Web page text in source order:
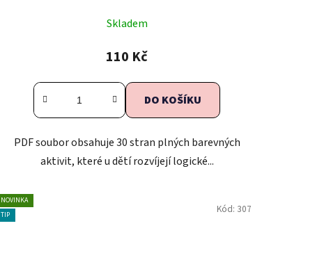
Skladem
110 Kč
DO KOŠÍKU
PDF soubor obsahuje 30 stran plných barevných
aktivit, které u dětí rozvíjejí logické...
NOVINKA
TIP
Kód: 307